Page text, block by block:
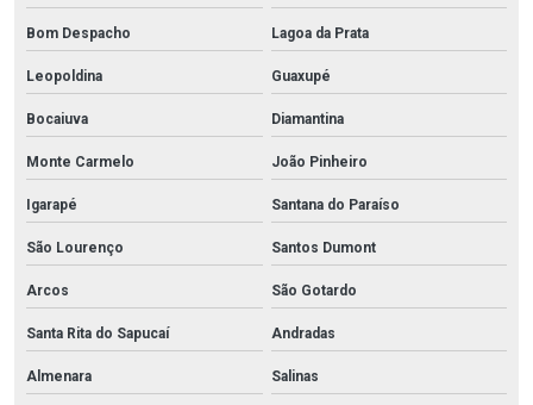
Bom Despacho Lagoa da Prata
Leopoldina Guaxupé
Bocaiuva Diamantina
Monte Carmelo João Pinheiro
Igarapé Santana do Paraíso
São Lourenço Santos Dumont
Arcos São Gotardo
Santa Rita do Sapucaí Andradas
Almenara Salinas